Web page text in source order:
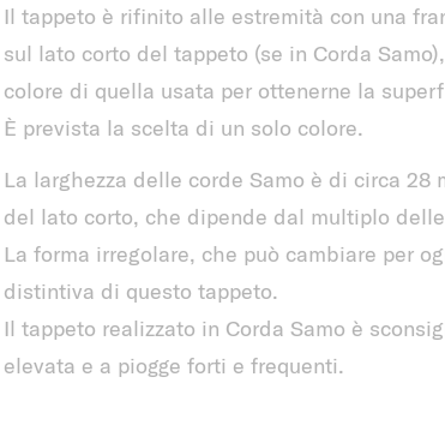
Il tappeto è rifinito alle estremità con una
sul lato corto del tappeto (se in Corda
colore di quella usata per ottenerne la
È prevista la scelta di un solo colore.
La larghezza delle corde Samo è di circa 28
del lato corto, che dipende dal multiplo
La forma irregolare, che può cambiare per
distintiva di questo tappeto.
Il tappeto realizzato in Corda Samo è
elevata e a piogge forti e frequenti.